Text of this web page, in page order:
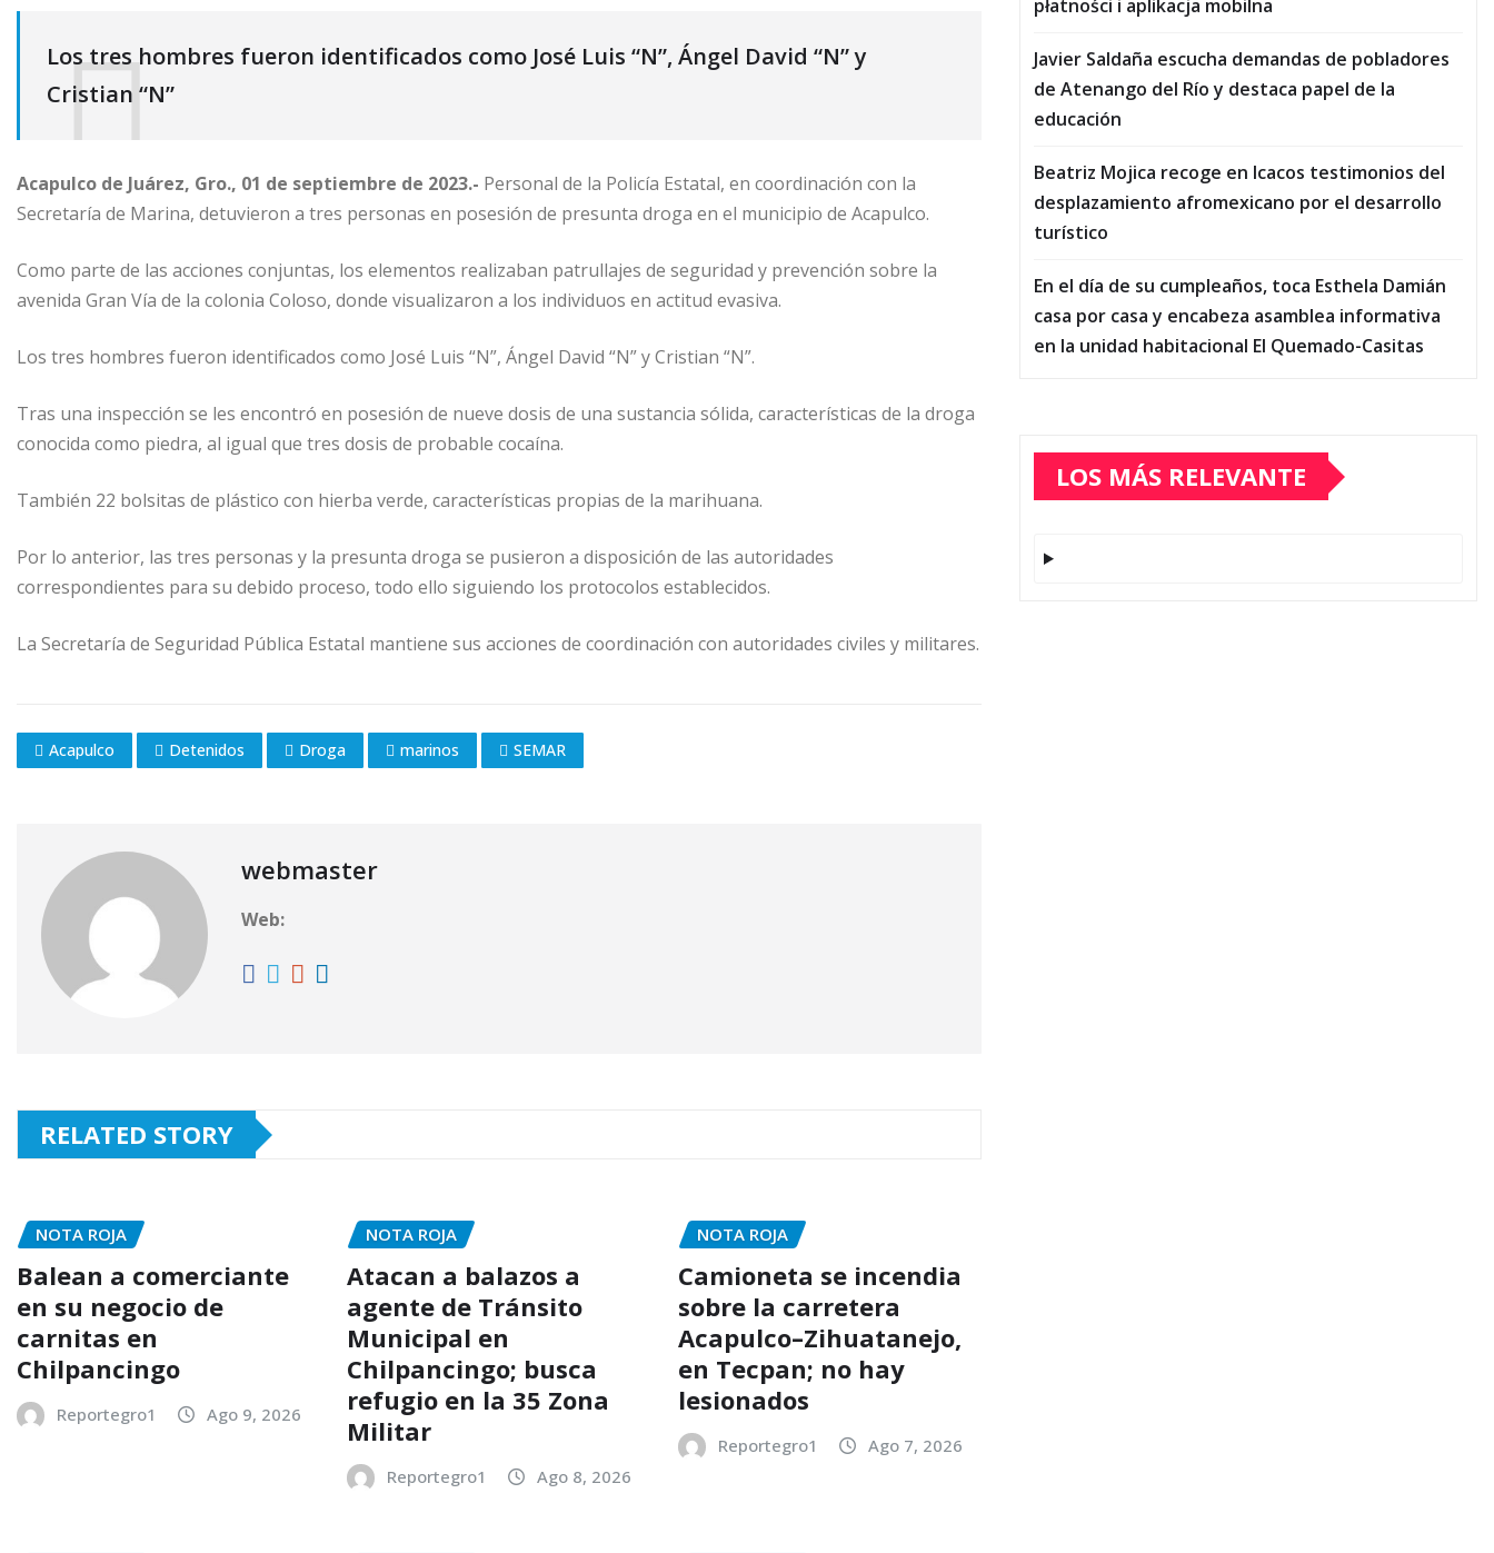
Los tres hombres fueron identificados como José Luis “N”, Ángel David “N” y
Cristian “N”
Acapulco de Juárez, Gro., 01 de septiembre de 2023.- Personal de la Policía Estatal, en coordinación con la
Secretaría de Marina, detuvieron a tres personas en posesión de presunta droga en el municipio de Acapulco.
Como parte de las acciones conjuntas, los elementos realizaban patrullajes de seguridad y prevención sobre la
avenida Gran Vía de la colonia Coloso, donde visualizaron a los individuos en actitud evasiva.
Los tres hombres fueron identificados como José Luis “N”, Ángel David “N” y Cristian “N”.
Tras una inspección se les encontró en posesión de nueve dosis de una sustancia sólida, características de la droga
conocida como piedra, al igual que tres dosis de probable cocaína.
También 22 bolsitas de plástico con hierba verde, características propias de la marihuana.
Por lo anterior, las tres personas y la presunta droga se pusieron a disposición de las autoridades
correspondientes para su debido proceso, todo ello siguiendo los protocolos establecidos.
La Secretaría de Seguridad Pública Estatal mantiene sus acciones de coordinación con autoridades civiles y militares.
Acapulco Detenidos Droga marinos SEMAR
webmaster
Web:
RELATED STORY
NOTA ROJA
Balean a comerciante
en su negocio de
carnitas en
Chilpancingo
Reportegro1 Ago 9, 2026
NOTA ROJA
Atacan a balazos a
agente de Tránsito
Municipal en
Chilpancingo; busca
refugio en la 35 Zona
Militar
Reportegro1 Ago 8, 2026
NOTA ROJA
Camioneta se incendia
sobre la carretera
Acapulco–Zihuatanejo,
en Tecpan; no hay
lesionados
Reportegro1 Ago 7, 2026
płatności i aplikacja mobilna
Javier Saldaña escucha demandas de pobladores
de Atenango del Río y destaca papel de la
educación
Beatriz Mojica recoge en Icacos testimonios del
desplazamiento afromexicano por el desarrollo
turístico
En el día de su cumpleaños, toca Esthela Damián
casa por casa y encabeza asamblea informativa
en la unidad habitacional El Quemado-Casitas
LOS MÁS RELEVANTE